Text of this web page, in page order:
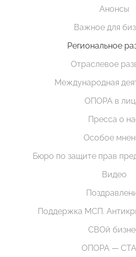
Анонсы
Важное для
Региональное
Отраслевое
Международная
ОПОРА в
Пресса о
Особое
Бюро по защите прав
Видео
Поддержка МСП.
СВОй
ОПОРА —